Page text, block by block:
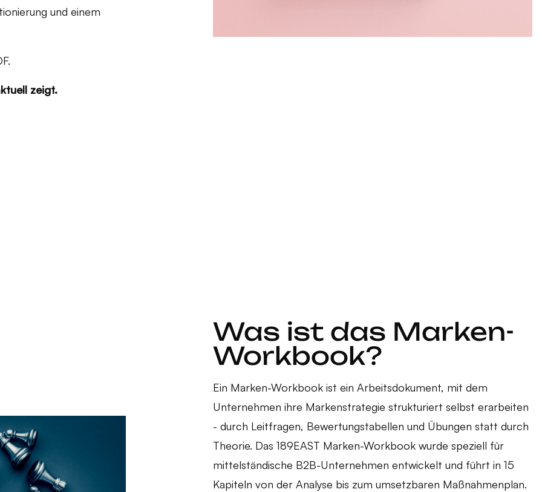
und einem
zeigt.
Was ist das Marken-
Workbook?
Ein Marken-Workbook ist ein Arbeitsdokument, mit dem
Unternehmen ihre Markenstrategie strukturiert selbst erarbeiten
- durch Leitfragen, Bewertungstabellen und Übungen statt durch
Theorie. Das 189EAST Marken-Workbook wurde speziell für
mittelständische B2B-Unternehmen entwickelt und führt in 15
Kapiteln von der Analyse bis zum umsetzbaren Maßnahmenplan.